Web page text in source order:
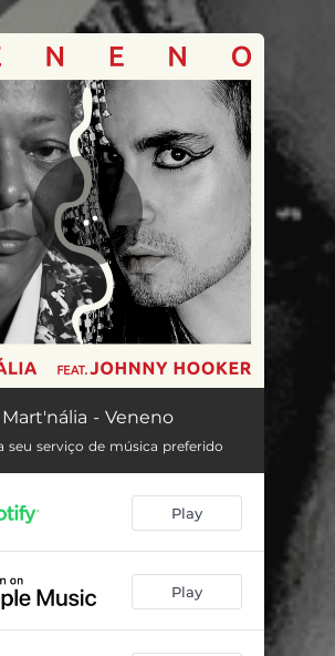
all set!
Mart'nália - Veneno
seu serviço de música preferido
Play
Play